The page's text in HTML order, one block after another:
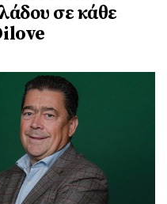
σε κάθε